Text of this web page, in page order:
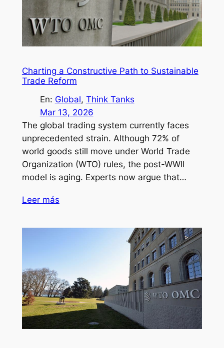
Charting a Constructive Path to Sustainable
Trade Reform
En: Global, Think Tanks
Mar 13, 2026
The global trading system currently faces
unprecedented strain. Although 72% of
world goods still move under World Trade
Organization (WTO) rules, the post-WWII
model is aging. Experts now argue that…
Leer más